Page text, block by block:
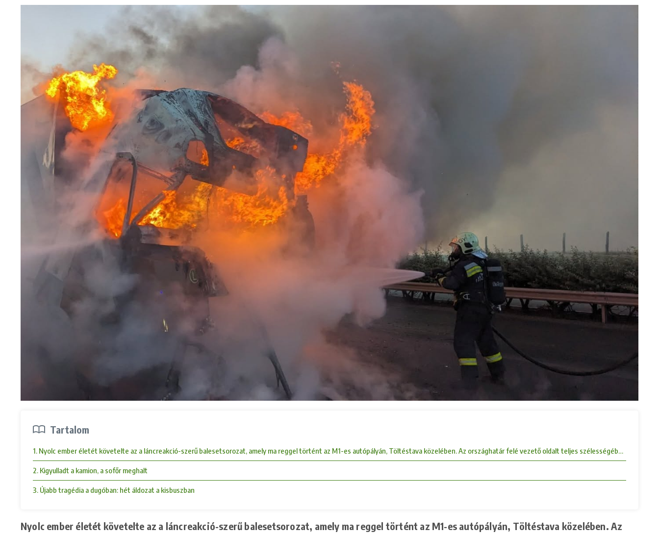
Tartalom
1. Nyolc ember életét követelte az a láncreakció-szerű balesetsorozat, amely ma reggel történt az M1-es autópályán, Töltéstava közelében. Az országhatár felé vezető oldalt teljes szélességében lezárták.
2. Kigyulladt a kamion, a sofőr meghalt
3. Újabb tragédia a dugóban: hét áldozat a kisbuszban
Nyolc ember életét követelte az a láncreakció-szerű balesetsorozat, amely ma reggel történt az M1-es autópályán, Töltéstava közelében. Az